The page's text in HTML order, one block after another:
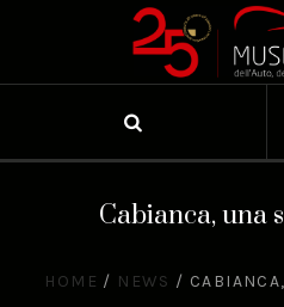
Cabianca, una
HOME / NEWS /